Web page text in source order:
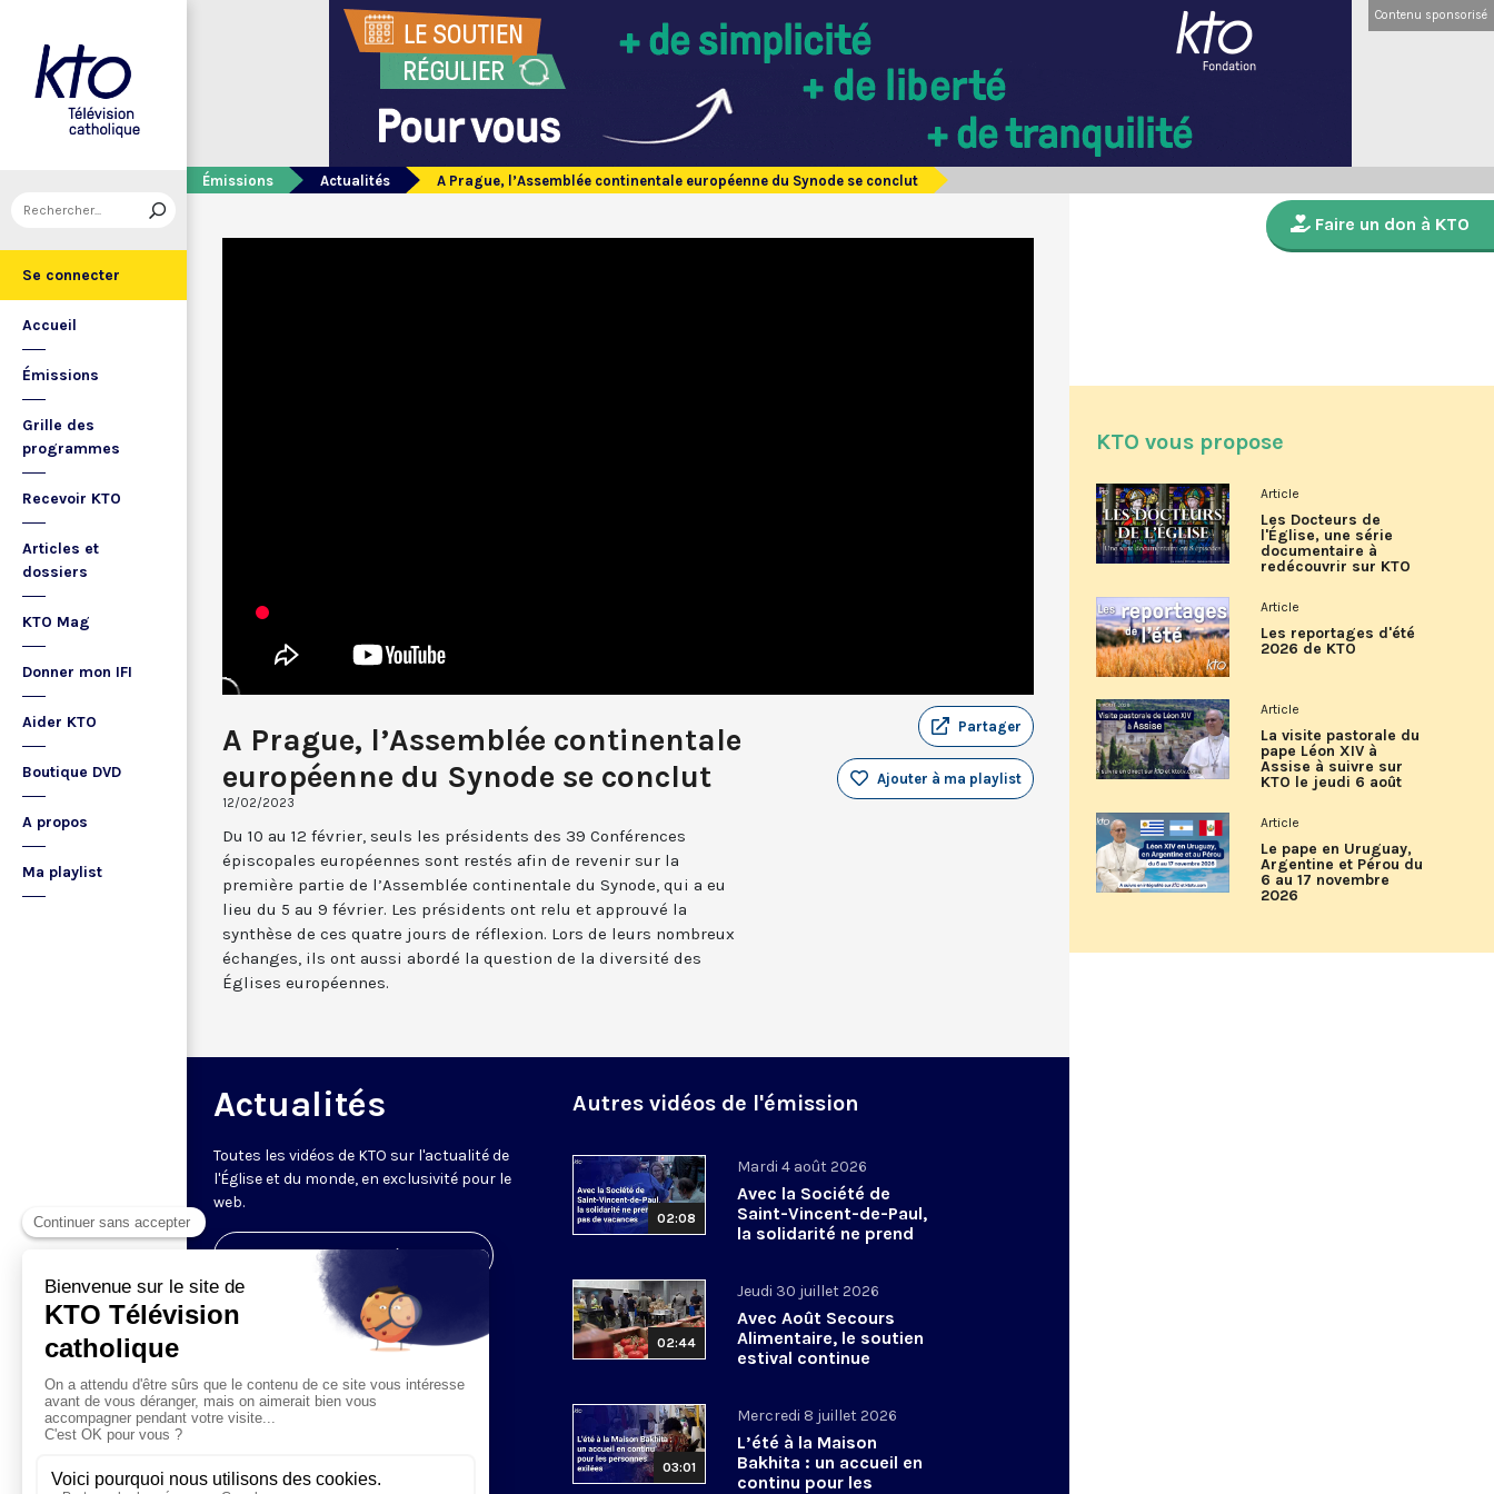
Se connecter
Accueil
Émissions
Grille des
programmes
Recevoir KTO
Articles et
dossiers
KTO Mag
Donner mon IFI
Aider KTO
Boutique DVD
A propos
Ma playlist
Contenu sponsorisé
Émissions Actualités A Prague, l’Assemblée continentale européenne du Synode se conclut
A Prague, l’Assemblée continentale
européenne du Synode se conclut
12/02/2023
Partager
Ajouter à ma playlist
Du 10 au 12 février, seuls les présidents des 39 Conférences
épiscopales européennes sont restés afin de revenir sur la
première partie de l’Assemblée continentale du Synode, qui a eu
lieu du 5 au 9 février. Les présidents ont relu et approuvé la
synthèse de ces quatre jours de réflexion. Lors de leurs nombreux
échanges, ils ont aussi abordé la question de la diversité des
Églises européennes.
Actualités
Toutes les vidéos de KTO sur l'actualité de
l'Église et du monde, en exclusivité pour le
web.
Visiter la page de l'émission
Autres vidéos de l'émission
02:08
Mardi 4 août 2026
Avec la Société de
Saint-Vincent-de-Paul,
la solidarité ne prend
02:44
Jeudi 30 juillet 2026
Avec Août Secours
Alimentaire, le soutien
estival continue
03:01
Mercredi 8 juillet 2026
L’été à la Maison
Bakhita : un accueil en
continu pour les
Faire un don à KTO
KTO vous propose
Article
Les Docteurs de
l'Église, une série
documentaire à
redécouvrir sur KTO
Article
Les reportages d'été
2026 de KTO
Article
La visite pastorale du
pape Léon XIV à
Assise à suivre sur
KTO le jeudi 6 août
Article
Le pape en Uruguay,
Argentine et Pérou du
6 au 17 novembre
2026